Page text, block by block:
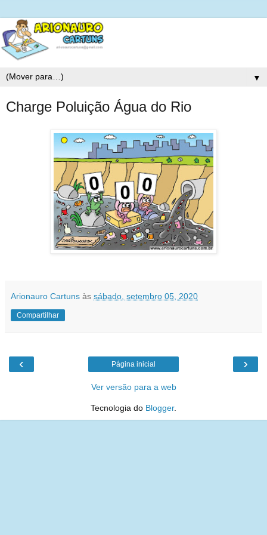
▼
Charge Poluição Água do Rio
Arionauro Cartuns às sábado, setembro 05, 2020
Compartilhar
‹ ›
Página inicial
Ver versão para a web
Tecnologia do Blogger.